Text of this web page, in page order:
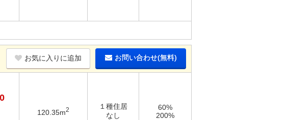
お気に入りに追加 お問い合わせ(無料)
120.35m2
１種住居
なし
60%
200%